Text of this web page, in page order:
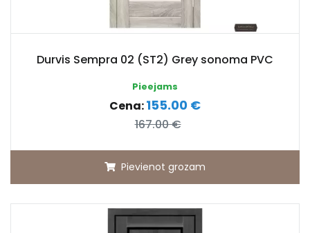
Durvis Sempra 02 (ST2) Grey sonoma PVC
Pieejams
Cena:155.00 €
167.00 €
Pievienot grozam